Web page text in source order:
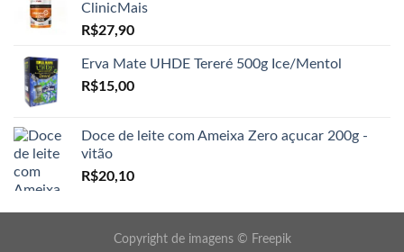
ClinicMais
R$27,90
Erva Mate UHDE Tereré 500g Ice/Mentol
R$15,00
Doce de leite com Ameixa Zero açucar 200g -
vitão
R$20,10
Copyright de imagens © Freepik